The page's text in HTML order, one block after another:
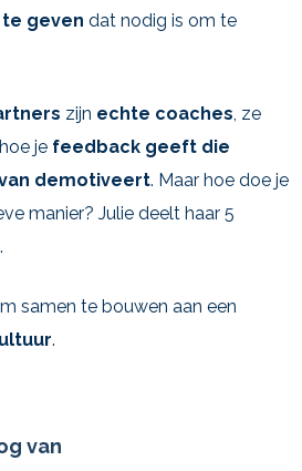
geven dat nodig is om te
zijn echte coaches, ze
je feedback geeft die
demotiveert. Maar hoe doe je
manier? Julie deelt haar 5
samen te bouwen aan een
.
van